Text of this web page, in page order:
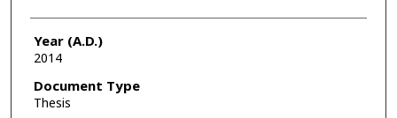
Year (A.D.)
2014
Document Type
Thesis